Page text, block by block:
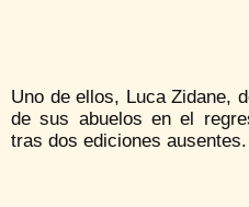
Uno de ellos, Luca Zidane,
de sus abuelos en el
tras dos ediciones ausentes.